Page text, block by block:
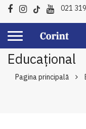
021
Educațional
Pagina principală